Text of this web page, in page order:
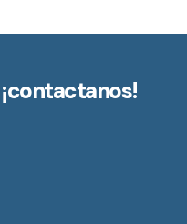
¡contactanos!